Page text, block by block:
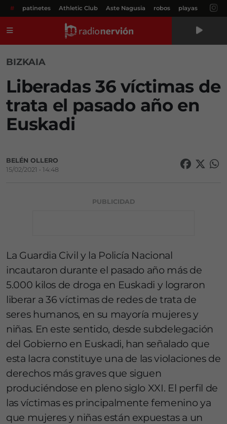
# patinetes Athletic Club Aste Nagusia robos playas
BIZKAIA
Liberadas 36 víctimas de
trata el pasado año en
Euskadi
BELÉN OLLERO
15/02/2021 • 14:48
PUBLICIDAD
La Guardia Civil y la Policía Nacional
incautaron durante el pasado año más de
5.000 kilos de droga en Euskadi y lograron
liberar a 36 víctimas de redes de trata de
seres humanos, en su mayoría mujeres y
niñas. En este sentido, desde subdelegación
del Gobierno en Euskadi, han señalado que
esta lacra constituye una de las violaciones de
derechos más graves que siguen
produciéndose en pleno siglo XXI. El perfil de
las víctimas es principalmente femenino ya
que mujeres y niñas están expuestas a un